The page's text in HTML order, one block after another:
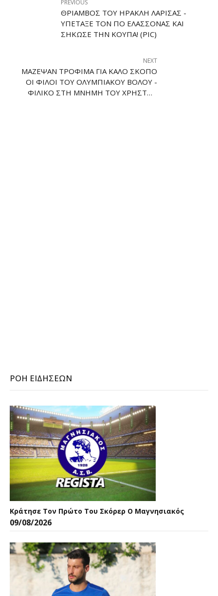
PREVIOUS
ΘΡΊΑΜΒΟΣ ΤΟΥ ΗΡΑΚΛΉ ΛΆΡΙΣΑΣ -
ΥΠΈΤΑΞΕ ΤΟΝ ΠΟ ΕΛΑΣΣΌΝΑΣ ΚΑΙ
ΣΉΚΩΣΕ ΤΗΝ ΚΟΎΠΑ! (PIC)
NEXT
ΜΆΖΕΨΑΝ ΤΡΌΦΙΜΑ ΓΙΑ ΚΑΛΌ ΣΚΟΠΌ
ΟΙ ΦΊΛΟΙ ΤΟΥ ΟΛΥΜΠΙΑΚΟΎ ΒΌΛΟΥ -
ΦΙΛΙΚΌ ΣΤΗ ΜΝΉΜΗ ΤΟΥ ΧΡΉΣΤΟΥ
ΡΟΉ ΕΙΔΉΣΕΩΝ
Κράτησε Τον Πρώτο Του Σκόρερ Ο Μαγνησιακός
09/08/2026